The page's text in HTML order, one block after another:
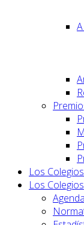
Los
Los Colegios